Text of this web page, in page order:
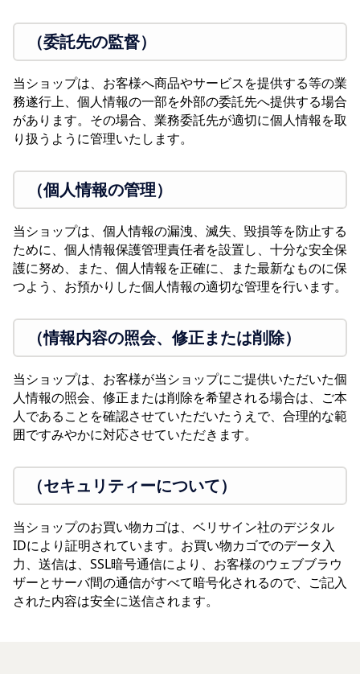
（委託先の監督）
当ショップは、お客様へ商品やサービスを提供する等の業
務遂行上、個人情報の一部を外部の委託先へ提供する場合
があります。その場合、業務委託先が適切に個人情報を取
り扱うように管理いたします。
（個人情報の管理）
当ショップは、個人情報の漏洩、滅失、毀損等を防止する
ために、個人情報保護管理責任者を設置し、十分な安全保
護に努め、また、個人情報を正確に、また最新なものに保
つよう、お預かりした個人情報の適切な管理を行います。
（情報内容の照会、修正または削除）
当ショップは、お客様が当ショップにご提供いただいた個
人情報の照会、修正または削除を希望される場合は、ご本
人であることを確認させていただいたうえで、合理的な範
囲ですみやかに対応させていただきます。
（セキュリティーについて）
当ショップのお買い物カゴは、ベリサイン社のデジタル
IDにより証明されています。お買い物カゴでのデータ入
力、送信は、SSL暗号通信により、お客様のウェブブラウ
ザーとサーバ間の通信がすべて暗号化されるので、ご記入
された内容は安全に送信されます。